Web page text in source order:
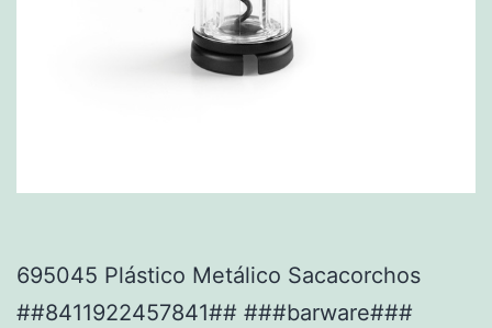
695045 Plástico Metálico Sacacorchos
##8411922457841## ###barware###